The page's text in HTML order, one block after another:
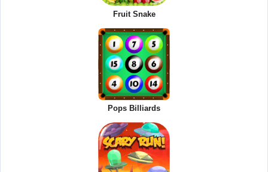
Fruit Snake
Pops Billiards